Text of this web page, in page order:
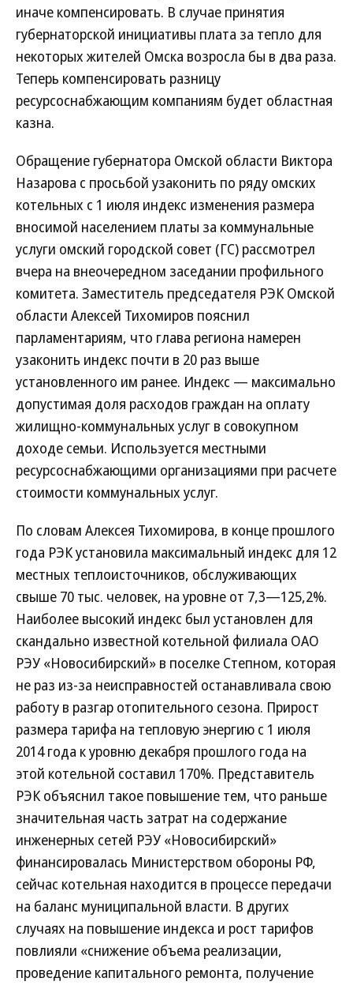
иначе компенсировать. В случае принятия
губернаторской инициативы плата за тепло для
некоторых жителей Омска возросла бы в два раза.
Теперь компенсировать разницу
ресурсоснабжающим компаниям будет областная
казна.
Обращение губернатора Омской области Виктора
Назарова с просьбой узаконить по ряду омских
котельных с 1 июля индекс изменения размера
вносимой населением платы за коммунальные
услуги омский городской совет (ГС) рассмотрел
вчера на внеочередном заседании профильного
комитета. Заместитель председателя РЭК Омской
области Алексей Тихомиров пояснил
парламентариям, что глава региона намерен
узаконить индекс почти в 20 раз выше
установленного им ранее. Индекс — максимально
допустимая доля расходов граждан на оплату
жилищно-коммунальных услуг в совокупном
доходе семьи. Используется местными
ресурсоснабжающими организациями при расчете
стоимости коммунальных услуг.
По словам Алексея Тихомирова, в конце прошлого
года РЭК установила максимальный индекс для 12
местных теплоисточников, обслуживающих
свыше 70 тыс. человек, на уровне от 7,3—125,2%.
Наиболее высокий индекс был установлен для
скандально известной котельной филиала ОАО
РЭУ «Новосибирский» в поселке Степном, которая
не раз из-за неисправностей останавливала свою
работу в разгар отопительного сезона. Прирост
размера тарифа на тепловую энергию с 1 июля
2014 года к уровню декабря прошлого года на
этой котельной составил 170%. Представитель
РЭК объяснил такое повышение тем, что раньше
значительная часть затрат на содержание
инженерных сетей РЭУ «Новосибирский»
финансировалась Министерством обороны РФ,
сейчас котельная находится в процессе передачи
на баланс муниципальной власти. В других
случаях на повышение индекса и рост тарифов
повлияли «снижение объема реализации,
проведение капитального ремонта, получение